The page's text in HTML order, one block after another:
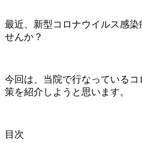
最近、新型コロナウイルス感
せんか？
今回は、当院で行なっている
策を紹介しようと思います。
目次